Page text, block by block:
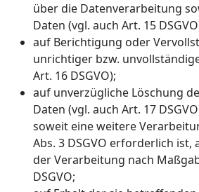
über die Datenverarbeitung
Daten (vgl. auch Art. 15
auf Berichtigung oder
unrichtiger bzw.
Art. 16 DSGVO);
auf unverzügliche Löschung
Daten (vgl. auch Art. 17
soweit eine weitere
Abs. 3 DSGVO erforderlich ist,
der Verarbeitung nach
DSGVO;